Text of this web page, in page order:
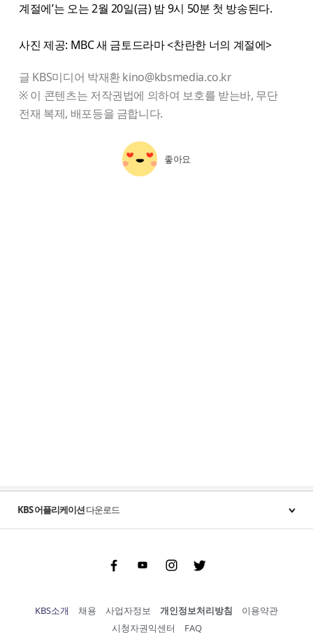
계절에’는 오는 2월 20일(금) 밤 9시 50분 첫 방송된다.
사진 제공: MBC 새 금토드라마 <찬란한 너의 계절에>
글 KBS미디어 박재환 kino@kbsmedia.co.kr
※ 이 콘텐츠는 저작권법에 의하여 보호를 받는바, 무단
전재 복제, 배포등을 금합니다.
좋아요
KBS 어플리케이션다운로드
FacebookYoutubeInstgram Twitter
KBS소개 채용 사업자정보 개인정보처리방침
이용약관
시청자권익센터
FAQ